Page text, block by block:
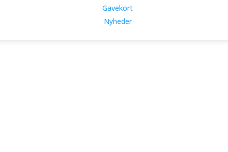
Gavekort
Nyheder